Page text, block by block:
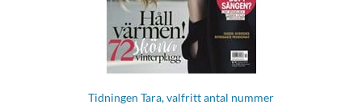
Tidningen Tara, valfritt antal nummer